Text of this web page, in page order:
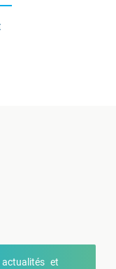
actualités et